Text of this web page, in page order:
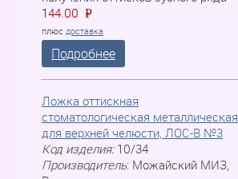
144.00
=
P
плюс доставка
Подробнее
Ложка оттискная
стоматологическая металлическая
для верхней челюсти, ЛOC-B №3
Код изделия: 10/34
Производитель: Можайский МИЗ,